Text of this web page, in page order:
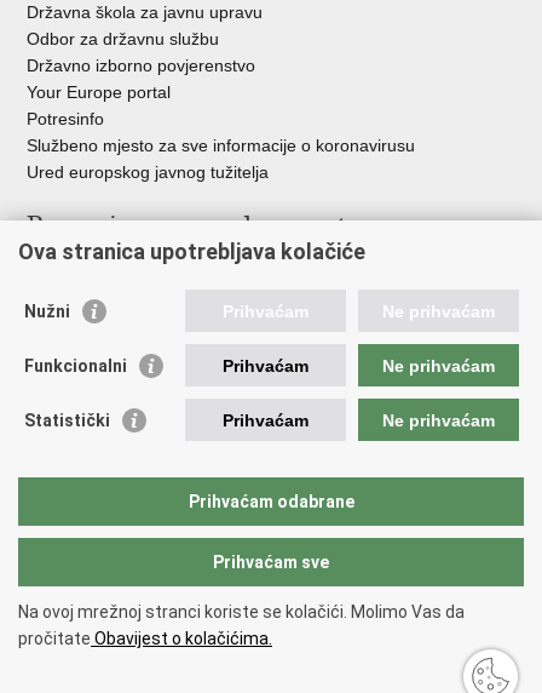
Državna škola za javnu upravu
Odbor za državnu službu
Državno izborno povjerenstvo
Your Europe portal
Potresinfo
Službeno mjesto za sve informacije o koronavirusu
Ured europskog javnog tužitelja
Poveznice pravosudnog sustava
Državno odvjetništvo
Ured za suzbijanje korupcije i organiziranog kriminaliteta
Državnoodvjetničko vijeće
Hrvatska odvjetnička komora
Europski pravosudni portal
Copyright © 2026 Ministarstvo pravosuđa, uprave i digitalne
transformacije Republike Hrvatske.
pristupačnosti.
Ova stranica upotrebljava kolačiće
Nužni Prihvaćam Ne prihvaćam
Funkcionalni Prihvaćam Ne prihvaćam
Statistički Prihvaćam Ne prihvaćam
Prihvaćam odabrane
Prihvaćam sve
Na ovoj mrežnoj stranci koriste se kolačići. Molimo Vas da
pročitate Obavijest o kolačićima.